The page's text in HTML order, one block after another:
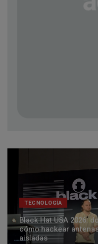
TECNOLOGÍA
Black Hat USA 2026:
cómo hackear
aisladas